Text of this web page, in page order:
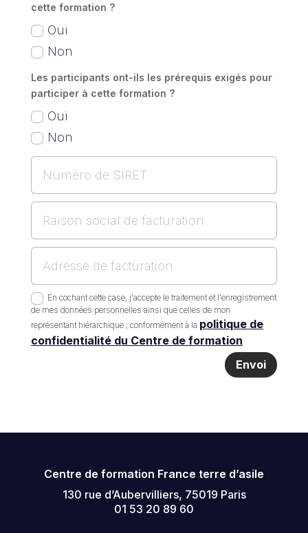
cette formation ?
Oui
Non
Les participants ont-ils les prérequis exigés pour
participer à cette formation ?
Oui
Non
En cochant cette case, j'accepte le traitement et l'enregistrement
de mes données personnelles ainsi que celles de mon
représentant hiérarchique ; conformément à la politique de
confidentialité du Centre de formation
Envoi
Centre de formation France terre d’asile
130 rue d’Aubervilliers, 75019 Paris
01 53 20 89 60